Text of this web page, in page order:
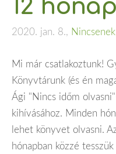
12
2020. jan. 8.,
Mi már csatlakoztunk!
Könyvtárunk (és én
Ági "Nincs időm
kihívásához. Minden
lehet könyvet olvasni.
hónapban közzé